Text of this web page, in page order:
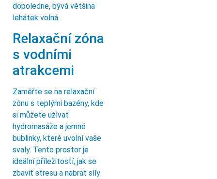
dopoledne, bývá většina
lehátek volná.
Relaxační zóna
s vodními
atrakcemi
Zaměřte se na relaxační
zónu s teplými bazény, kde
si můžete užívat
hydromasáže a jemné
bublinky, které uvolní vaše
svaly. Tento prostor je
ideální příležitostí, jak se
zbavit stresu a nabrat síly